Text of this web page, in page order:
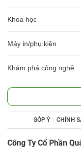
Khoa học
Máy in/phụ kiện
Khám phá công nghệ
GÓP Ý CHÍNH
Công Ty Cổ Phần